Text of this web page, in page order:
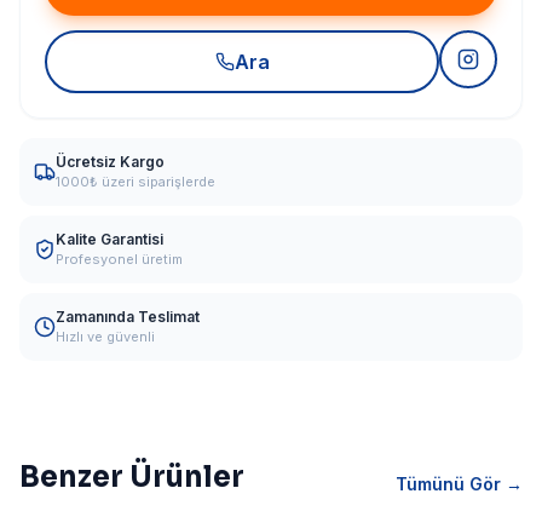
Ara
Ücretsiz Kargo
1000₺ üzeri siparişlerde
Kalite Garantisi
Profesyonel üretim
Zamanında Teslimat
Hızlı ve güvenli
Benzer Ürünler Tümünü Gör →